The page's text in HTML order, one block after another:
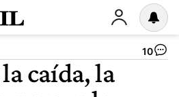
10
caída, la